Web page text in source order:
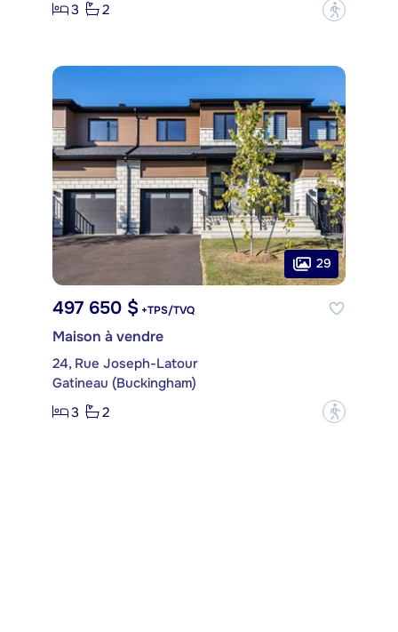
3
2 ?
29
497 650 $ +TPS/TVQ
Maison à vendre
24, Rue Joseph-Latour
Gatineau (Buckingham)
3
2 ?